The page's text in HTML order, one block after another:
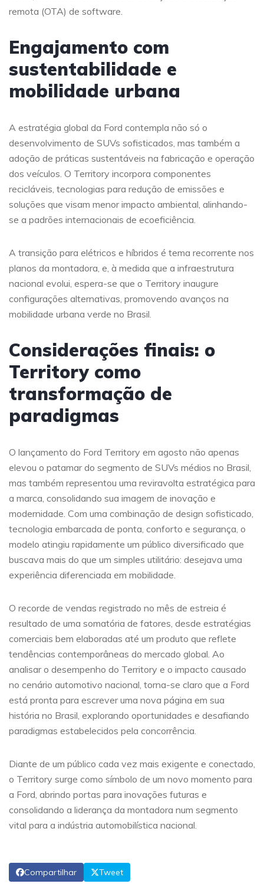
remota (OTA) de software.
Engajamento com
sustentabilidade e
mobilidade urbana
A estratégia global da Ford contempla não só o
desenvolvimento de SUVs sofisticados, mas também a
adoção de práticas sustentáveis na fabricação e operação
dos veículos. O Territory incorpora componentes
recicláveis, tecnologias para redução de emissões e
soluções que visam menor impacto ambiental, alinhando-
se a padrões internacionais de ecoeficiência.
A transição para elétricos e híbridos é tema recorrente nos
planos da montadora, e, à medida que a infraestrutura
nacional evolui, espera-se que o Territory inaugure
configurações alternativas, promovendo avanços na
mobilidade urbana verde no Brasil.
Considerações finais: o
Territory como
transformação de
paradigmas
O lançamento do Ford Territory em agosto não apenas
elevou o patamar do segmento de SUVs médios no Brasil,
mas também representou uma reviravolta estratégica para
a marca, consolidando sua imagem de inovação e
modernidade. Com uma combinação de design sofisticado,
tecnologia embarcada de ponta, conforto e segurança, o
modelo atingiu rapidamente um público diversificado que
buscava mais do que um simples utilitário: desejava uma
experiência diferenciada em mobilidade.
O recorde de vendas registrado no mês de estreia é
resultado de uma somatória de fatores, desde estratégias
comerciais bem elaboradas até um produto que reflete
tendências contemporâneas do mercado global. Ao
analisar o desempenho do Territory e o impacto causado
no cenário automotivo nacional, torna-se claro que a Ford
está pronta para escrever uma nova página em sua
história no Brasil, explorando oportunidades e desafiando
paradigmas estabelecidos pela concorrência.
Diante de um público cada vez mais exigente e conectado,
o Territory surge como símbolo de um novo momento para
a Ford, abrindo portas para inovações futuras e
consolidando a liderança da montadora num segmento
vital para a indústria automobilística nacional.
Compartilhar Tweet